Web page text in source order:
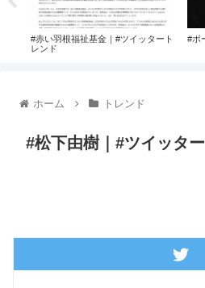
#赤い羽根福祉基金｜#ツイッタート
レンド
#ボ
ホーム トレンド
#松下由樹｜#ツイッタ